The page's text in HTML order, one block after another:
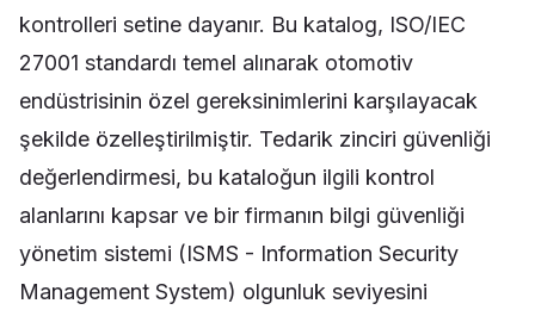
kontrolleri setine dayanır. Bu katalog, ISO/IEC
27001 standardı temel alınarak otomotiv
endüstrisinin özel gereksinimlerini karşılayacak
şekilde özelleştirilmiştir. Tedarik zinciri güvenliği
değerlendirmesi, bu kataloğun ilgili kontrol
alanlarını kapsar ve bir firmanın bilgi güvenliği
yönetim sistemi (ISMS - Information Security
Management System) olgunluk seviyesini